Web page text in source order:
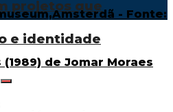
projetos que
e identidade